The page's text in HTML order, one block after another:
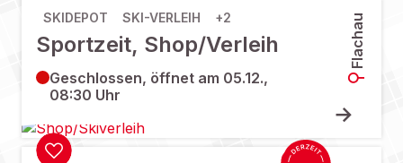
SKIDEPOT SKI-VERLEIH +2
Sportzeit, Shop/Verleih Flachau
Geschlossen, öffnet am 05.12.,
08:30 Uhr